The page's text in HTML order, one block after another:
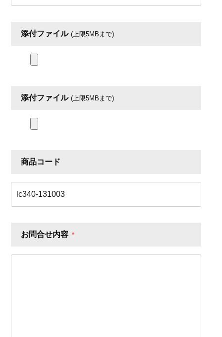
添付ファイル (上限5MBまで)
添付ファイル (上限5MBまで)
商品コード
お問合せ内容 *